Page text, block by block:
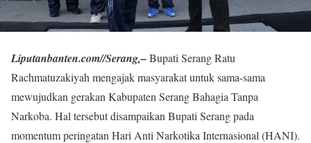
Liputanbanten.com//Serang,–Bupati Serang Ratu
Rachmatuzakiyah mengajak masyarakat untuk sama-sama
mewujudkan gerakan Kabupaten Serang Bahagia Tanpa
Narkoba. Hal tersebut disampaikan Bupati Serang pada
momentum peringatan Hari Anti Narkotika Internasional (HANI).